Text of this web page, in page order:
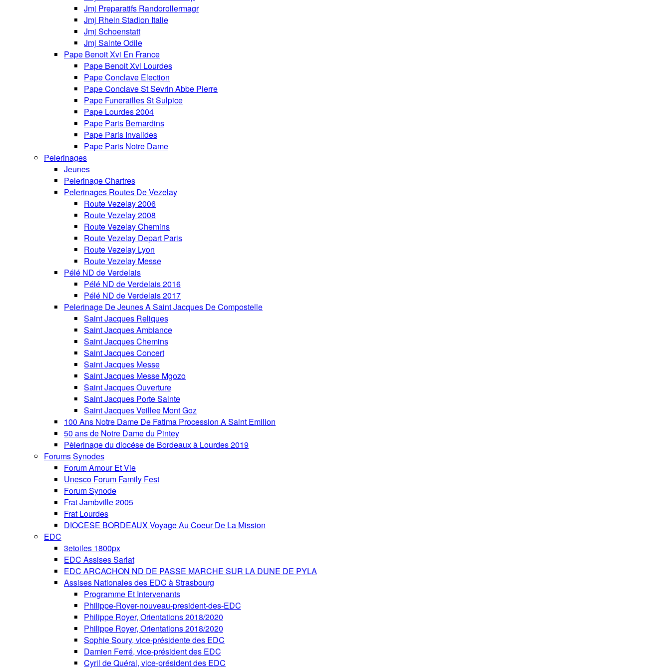
Jmj Preparatifs Randorollermagr
Jmj Rhein Stadion Italie
Jmj Schoenstatt
Jmj Sainte Odile
Pape Benoit Xvi En France
Pape Benoit Xvi Lourdes
Pape Conclave Election
Pape Conclave St Sevrin Abbe Pierre
Pape Funerailles St Sulpice
Pape Lourdes 2004
Pape Paris Bernardins
Pape Paris Invalides
Pape Paris Notre Dame
Pelerinages
Jeunes
Pelerinage Chartres
Pelerinages Routes De Vezelay
Route Vezelay 2006
Route Vezelay 2008
Route Vezelay Chemins
Route Vezelay Depart Paris
Route Vezelay Lyon
Route Vezelay Messe
Pélé ND de Verdelais
Pélé ND de Verdelais 2016
Pélé ND de Verdelais 2017
Pelerinage De Jeunes A Saint Jacques De Compostelle
Saint Jacques Reliques
Saint Jacques Ambiance
Saint Jacques Chemins
Saint Jacques Concert
Saint Jacques Messe
Saint Jacques Messe Mgozo
Saint Jacques Ouverture
Saint Jacques Porte Sainte
Saint Jacques Veillee Mont Goz
100 Ans Notre Dame De Fatima Procession A Saint Emilion
50 ans de Notre Dame du Pintey
Pèlerinage du diocése de Bordeaux à Lourdes 2019
Forums Synodes
Forum Amour Et Vie
Unesco Forum Family Fest
Forum Synode
Frat Jambville 2005
Frat Lourdes
DIOCESE BORDEAUX Voyage Au Coeur De La Mission
EDC
3etoiles 1800px
EDC Assises Sarlat
EDC ARCACHON ND DE PASSE MARCHE SUR LA DUNE DE PYLA
Assises Nationales des EDC à Strasbourg
Programme Et Intervenants
Philippe-Royer-nouveau-president-des-EDC
Philippe Royer, Orientations 2018/2020
Philippe Royer, Orientations 2018/2020
Sophie Soury, vice-présidente des EDC
Damien Ferré, vice-président des EDC
Cyril de Quéral, vice-président des EDC